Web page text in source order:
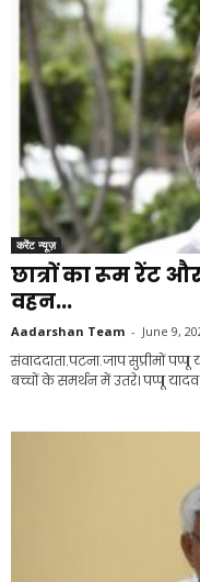
करेंट न्यूज़
छात्रों का रूम रेंट
वहन...
Aadarshan Team - June 9,
संवाददाता.पटना.जाप सुप्रीमों
बच्चों के समर्थन में उतरे। पप्पू यादव